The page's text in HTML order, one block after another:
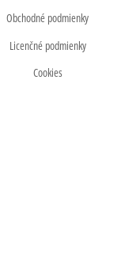
Obchodné podmienky
Licenčné podmienky
Cookies